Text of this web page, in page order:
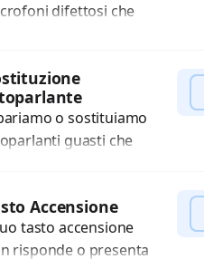
difettosi che
chiamate. Diagnosi
e ricambi di...
Preventivo
o sostituiamo
guasti che
ricambi di alta
garantiti per 3...
Accensione
tasto accensione
risponde o presenta